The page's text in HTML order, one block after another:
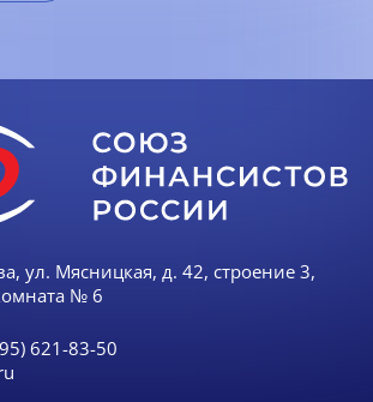
ул. Мясницкая, д. 42, строение 3,
№ 6
621-83-50